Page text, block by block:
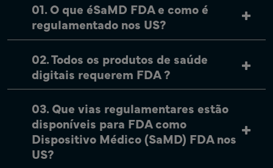
01. O que éSaMD FDA e como é
regulamentado nos US?
02. Todos os produtos de saúde
digitais requerem FDA ?
03. Que vias regulamentares estão
disponíveis para FDA como
Dispositivo Médico (SaMD) FDA nos
US?